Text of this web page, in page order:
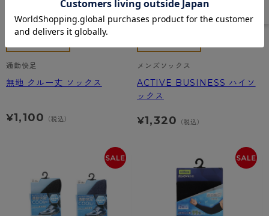
通勤快足
無地 クルー丈 ソックス
¥1,100 （税込）
メンズソックス
ACTIVE BUSINESS ハイソ
ックス
¥1,320 （税込）